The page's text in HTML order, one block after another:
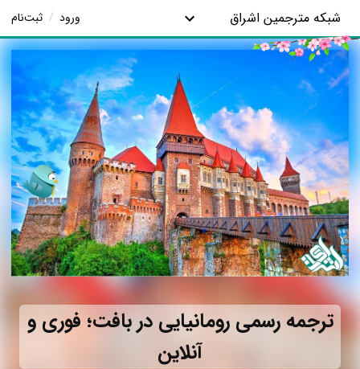
شبکه مترجمین اشراق ورود / ثبت‌نام
ترجمه رسمی رومانیایی در بافت؛ فوری و
آنلاین